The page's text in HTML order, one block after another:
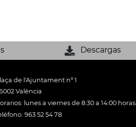
Descargas
de l'Ajuntament nº 1
València
lunes a viernes de 8:30 a 14:00 horas
963 52 54 78